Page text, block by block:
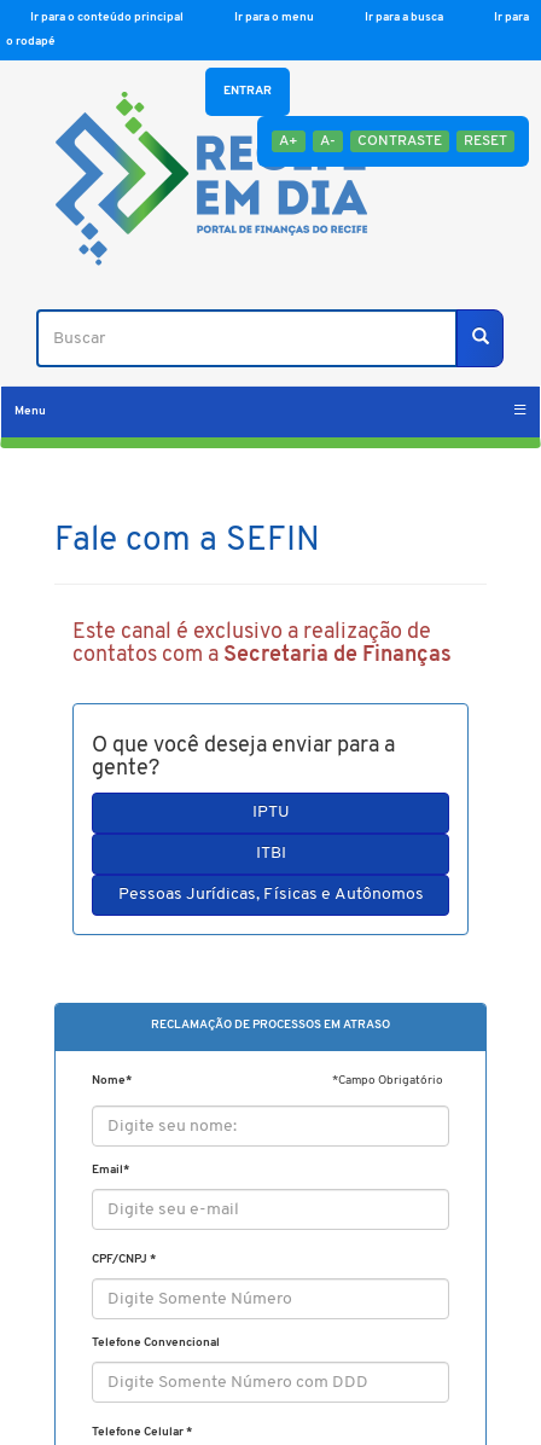
Ir para o conteúdo principal Ir para o menu Ir para a busca
Ir para
o rodapé
A+ A- CONTRASTE RESET
Buscar
ENTRAR
Menu
Fale com a SEFIN
Este canal é exclusivo a realização de
contatos com a Secretaria de Finanças
O que você deseja enviar para a
gente?
IPTU
ITBI
Pessoas Jurídicas, Físicas e Autônomos
RECLAMAÇÃO DE PROCESSOS EM ATRASO
*Campo Obrigatório
Nome*
Email*
CPF/CNPJ *
Telefone Convencional
Telefone Celular*